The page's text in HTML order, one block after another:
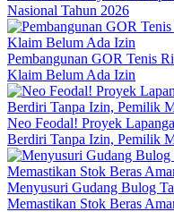
Nasional Tahun 2026
Pembangunan GOR Tenis
Klaim Belum Ada Izin
Neo Feodal! Proyek
Berdiri Tanpa Izin, Pemilik
Menyusuri Gudang Bulog
Memastikan Stok Beras